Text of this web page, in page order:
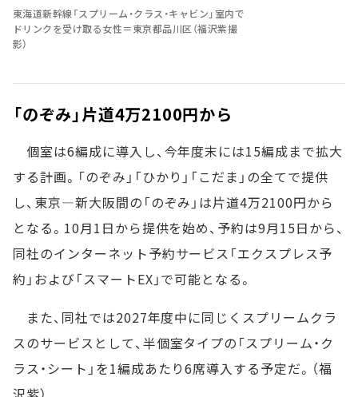
東海道新幹線「スプリーム・クラス・キャビン」室内で
ドリンクを受け取る女性＝東京都品川区（福沢紫撮
影）
「のぞみ」片道4万2100円から
個室は6編成に導入し、今年度末には15編成まで拡大
する計画。「のぞみ」「ひかり」「こだま」の全てで提供
し、東京―新大阪間の「のぞみ」は片道4万2100円から
となる。10月1日から提供を始め、予約は9月15日から、
同社のインターネット予約サービス「エクスプレス予
約」および「スマートEX」で可能となる。
また、同社では2027年度中に同じくスプリームクラ
スのサービスとして、半個室タイプの「スプリーム・ク
ラス・シート」を1編成あたり6席導入する予定だ。（福